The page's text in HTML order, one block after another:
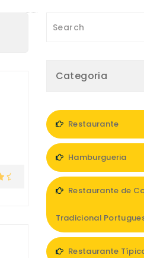
Categoria
Restaurante
Hamburgueria
Restaurante de
Tradicional
Restaurante